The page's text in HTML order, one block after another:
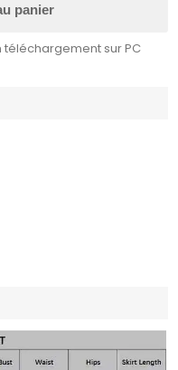
panier
sur PC